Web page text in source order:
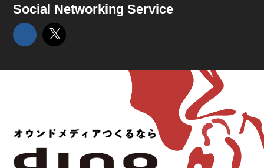
Social Networking Service